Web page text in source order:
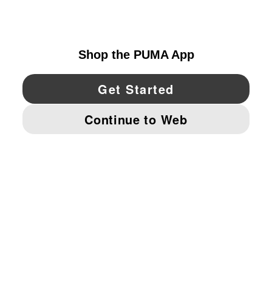
YouTube Twitter Pinterest
IMPRINT AND LEGAL DATA